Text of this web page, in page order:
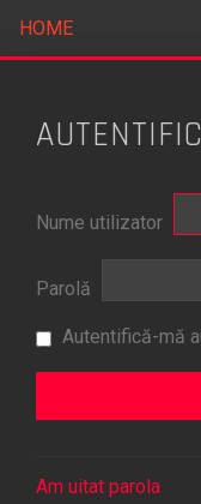
HOME
Nume utilizator
Parolă
Autentifică-mă
Am uitat parola